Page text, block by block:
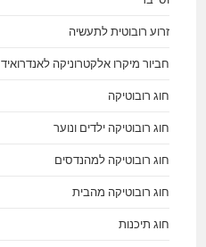
זרוע רובוטית לתעשיה
חביור מיקרו אלקטרוניקה לאנדרואיד
חוג רובוטיקה
חוג רובוטיקה ילדים ונוער
חוג רובוטיקה למהנדסים
חוג רובוטיקה מהבית
חוג תיכנות